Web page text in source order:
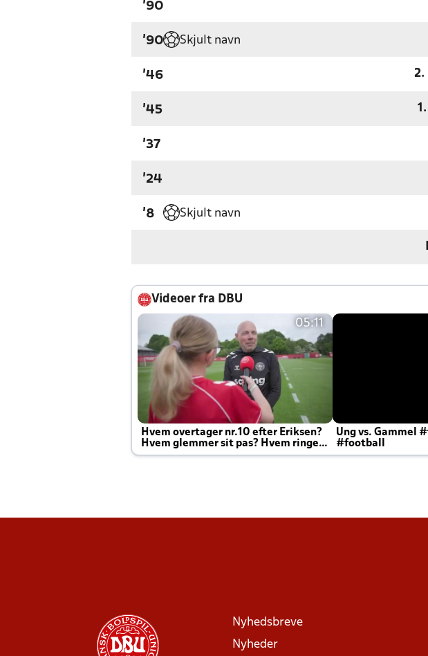
'90
'90 Skjult navn
'46 2.
'45
'37
'24
'8 Skjult navn
Videoer fra DBU
05:11
Hvem overtager nr.10 efter Eriksen?
Hvem glemmer sit pas? Hvem ringer
Joachim altid til efter kampe?
Ung vs. Gammel
#football
Nyhedsbreve
Nyheder